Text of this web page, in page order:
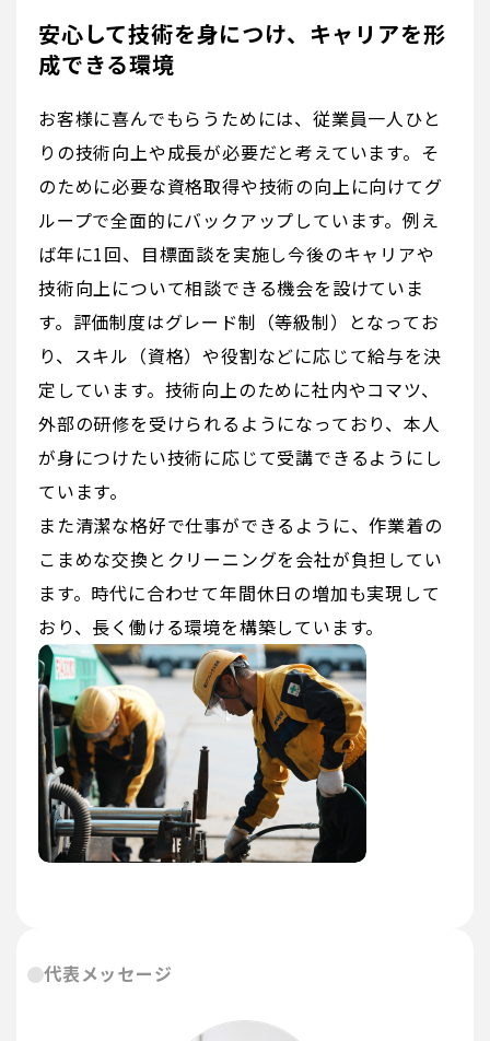
安心して技術を身につけ、キャリアを形
成できる環境
お客様に喜んでもらうためには、従業員一人ひと
りの技術向上や成長が必要だと考えています。そ
のために必要な資格取得や技術の向上に向けてグ
ループで全面的にバックアップしています。例え
ば年に1回、目標面談を実施し今後のキャリアや
技術向上について相談できる機会を設けていま
す。評価制度はグレード制（等級制）となってお
り、スキル（資格）や役割などに応じて給与を決
定しています。技術向上のために社内やコマツ、
外部の研修を受けられるようになっており、本人
が身につけたい技術に応じて受講できるようにし
ています。
また清潔な格好で仕事ができるように、作業着の
こまめな交換とクリーニングを会社が負担してい
ます。時代に合わせて年間休日の増加も実現して
おり、長く働ける環境を構築しています。
代表メッセージ